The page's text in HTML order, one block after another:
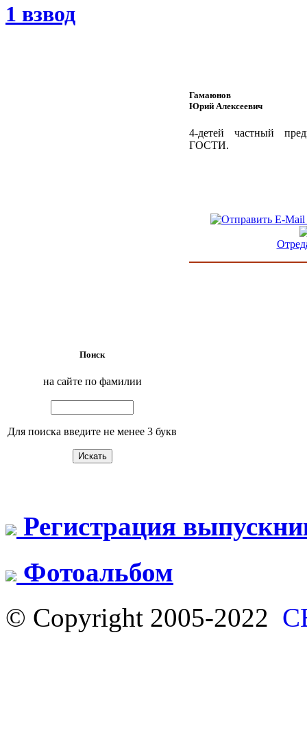
1 взвод
Гамаюнов
Юрий Алексеевич
4-детей частный
ГОСТИ.
Поиск
на сайте по фамилии
Для поиска введите не менее 3 букв
Регистрация
Фотоальбом
© Copyright 2005-2022